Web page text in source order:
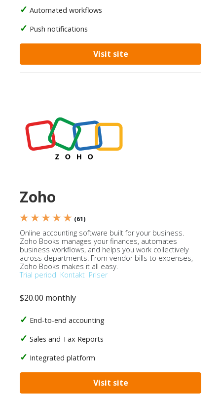
Automated workflows
Push notifications
Visit site
Zoho
★ ★ ★ ★ ★ (61)
Online accounting software built for your business.
Zoho Books manages your finances, automates
business workflows, and helps you work collectively
across departments. From vendor bills to expenses,
Zoho Books makes it all easy.
Trial period Kontakt Priser
$20.00 monthly
End-to-end accounting
Sales and Tax Reports
Integrated platform
Visit site